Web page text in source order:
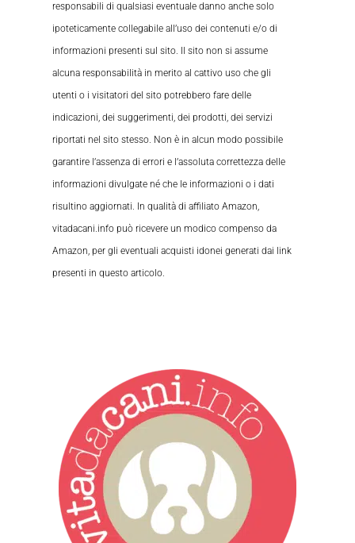
responsabili di qualsiasi eventuale danno anche solo
ipoteticamente collegabile all’uso dei contenuti e/o di
informazioni presenti sul sito. Il sito non si assume
alcuna responsabilità in merito al cattivo uso che gli
utenti o i visitatori del sito potrebbero fare delle
indicazioni, dei suggerimenti, dei prodotti, dei servizi
riportati nel sito stesso. Non è in alcun modo possibile
garantire l’assenza di errori e l’assoluta correttezza delle
informazioni divulgate né che le informazioni o i dati
risultino aggiornati. In qualità di affiliato Amazon,
vitadacani.info può ricevere un modico compenso da
Amazon, per gli eventuali acquisti idonei generati dai link
presenti in questo articolo.